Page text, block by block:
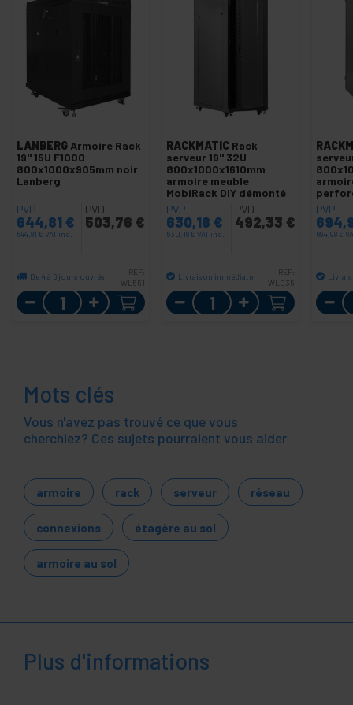
LANBERG Armoire Rack
19" 15U F1000
800x1000x905mm noir
Lanberg
PVP
644,81 €
644,81 € VAT inc.
PVD
503,76 €
De 4 à 6 jours ouvrés
REF:
WL551
Quantité
RACKMATIC Rack
serveur 19'' 32U
800x1000x1610mm
armoire meuble
MobiRack DIY démonté
PVP
630,18 €
630,18 € VAT inc.
PVD
492,33 €
Livraison immédiate
REF:
WL035
Quantité
PVP
694,98 €
Mots clés
Vous n'avez pas trouvé ce que vous
cherchiez? Ces sujets pourraient vous aider
armoire rack serveur réseau
connexions étagère au sol
armoire au sol
Plus d'informations